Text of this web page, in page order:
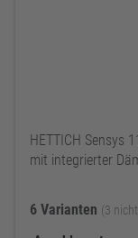
HETTICH Sensys
mit integrierter
6 Varianten (3